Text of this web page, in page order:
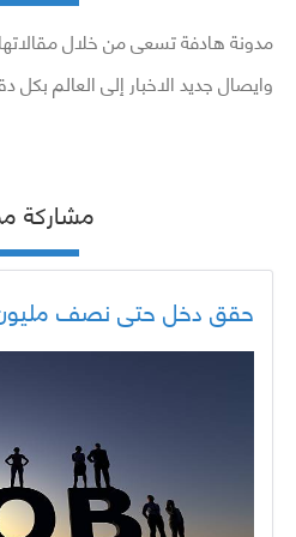
مدونة هادفة تسعى من خلال مقالاتها
وايصال جديد الاخبار إلى العالم بكل
مشاركة
حقق دخل حتى نصف مليون